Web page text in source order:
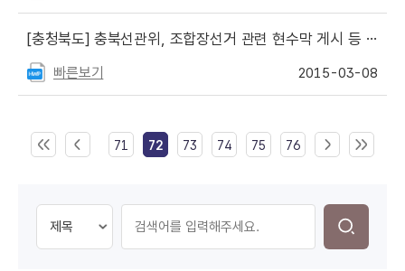
[충청북도] 충북선관위, 조합장선거 관련 현수막 게시 등 불법 선거운동 혐의로 조합원 2명 고발[2015. 3. 8.]
빠른보기 2015-03-08
71 72 73 74 75 76